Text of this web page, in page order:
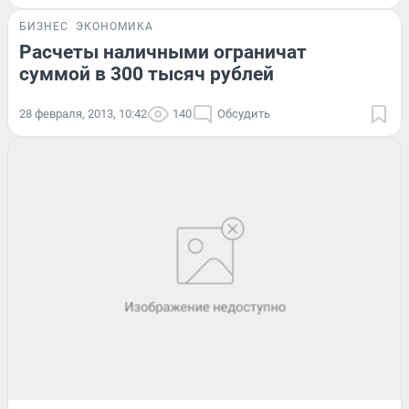
БИЗНЕС ЭКОНОМИКА
Расчеты наличными ограничат
суммой в 300 тысяч рублей
28 февраля, 2013, 10:42 140 Обсудить